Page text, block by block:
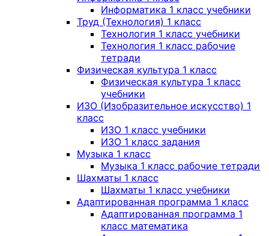
Информатика 1 класс учебники
Труд (Технология) 1 класс
Технология 1 класс учебники
Технология 1 класс рабочие
тетради
Физическая культура 1 класс
Физическая культура 1 класс
учебники
ИЗО (Изобразительное искусство) 1
класс
ИЗО 1 класс учебники
ИЗО 1 класс задания
Музыка 1 класс
Музыка 1 класс рабочие тетради
Шахматы 1 класс
Шахматы 1 класс учебники
Адаптированная программа 1 класс
Адаптированная программа 1
класс математика